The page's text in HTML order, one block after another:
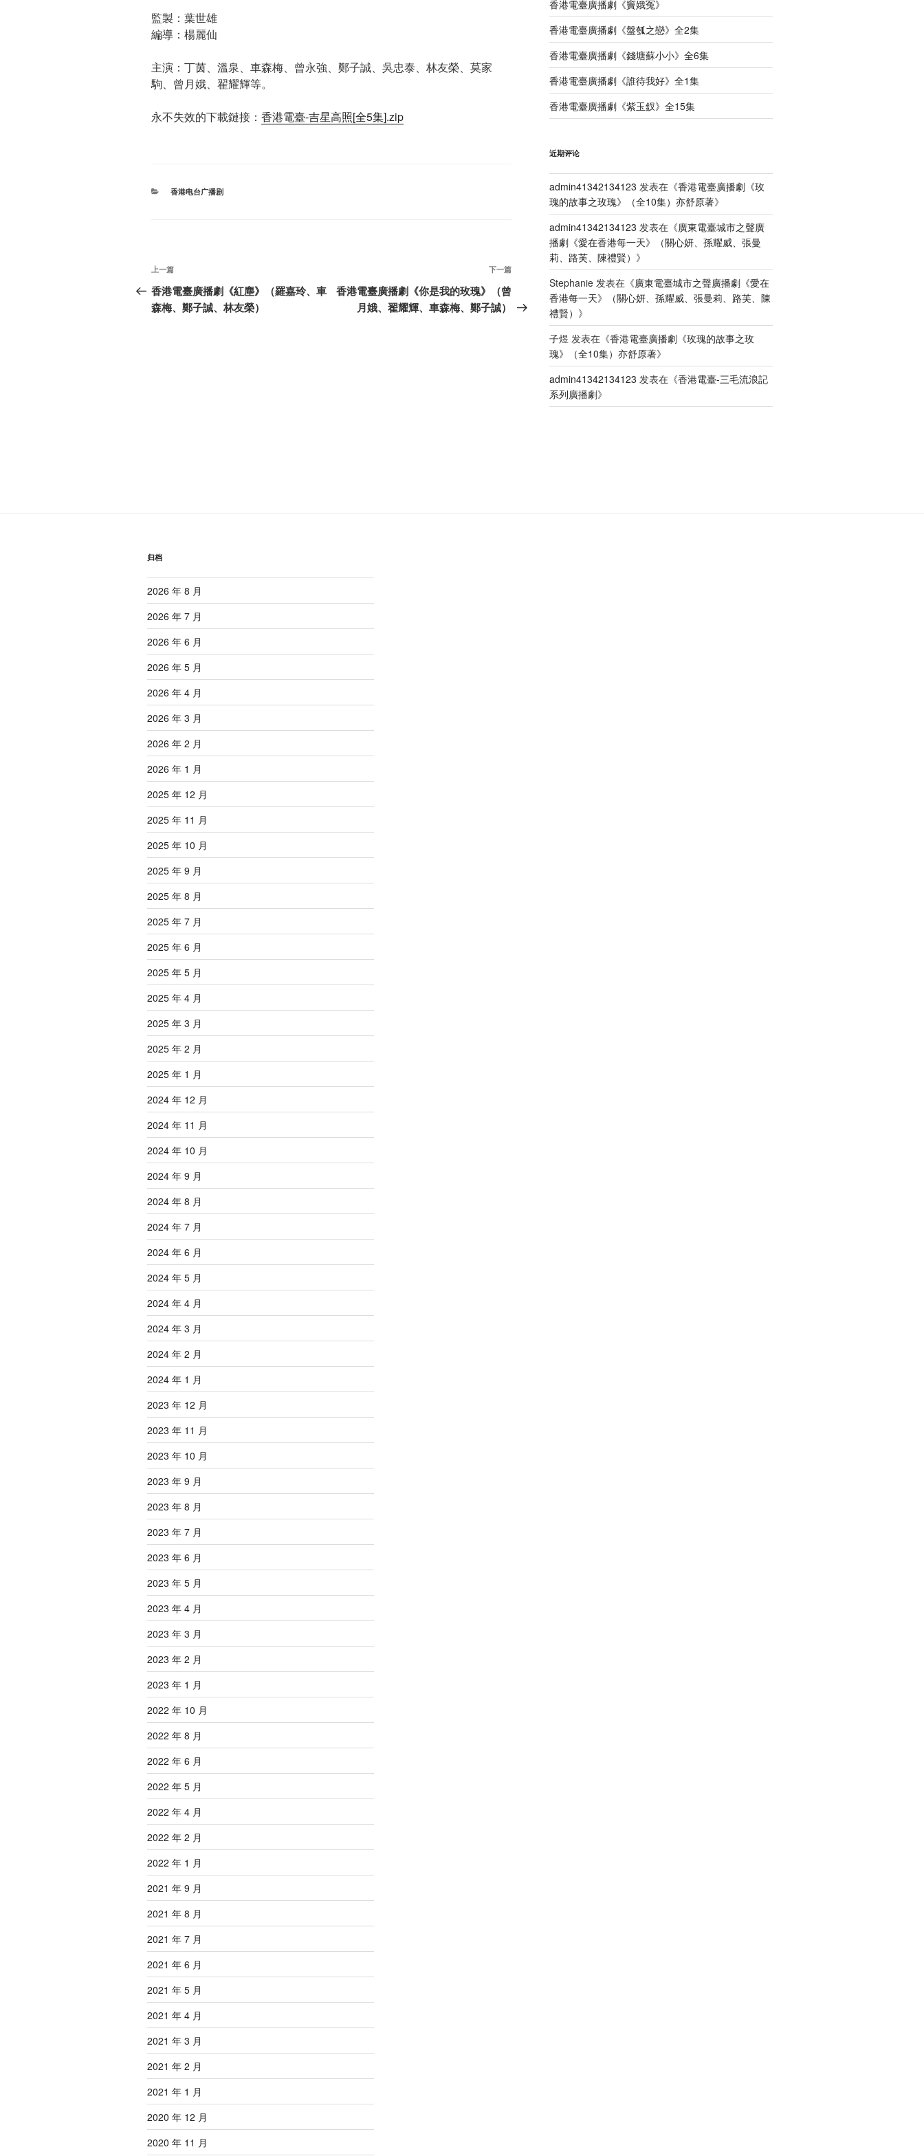
監製：葉世雄
編導：楊麗仙
主演：丁茵、溫泉、車森梅、曾永強、鄭子誠、吳忠泰、林友榮、莫家
駒、曾月娥、翟耀輝等。
永不失效的下載鏈接： 香港電臺-吉星高照[全5集].zip
分
香港电台广播剧
文
章
导
上
一
篇
上一篇
香港電臺廣播劇《紅塵》（羅嘉玲、車
森梅、鄭子誠、林友榮）
下
篇
下一篇
香港電臺廣播劇《你是我的玫瑰》（曾
月娥、翟耀輝、車森梅、鄭子誠）
香港電臺廣播劇《竇娥冤》
香港電臺廣播劇《盤瓠之戀》全2集
香港電臺廣播劇《錢塘蘇小小》全6集
香港電臺廣播劇《誰待我好》全1集
香港電臺廣播劇《紫玉釵》全15集
近期评论
admin41342134123 发表在《香港電臺廣播劇《玫
瑰的故事之玫瑰》（全10集）亦舒原著》
admin41342134123 发表在《廣東電臺城市之聲廣
播劇《愛在香港每一天》（關心妍、孫耀威、張曼
莉、路芙、陳禮賢） 》
Stephanie发表在《廣東電臺城市之聲廣播劇《愛在
香港每一天》（關心妍、孫耀威、張曼莉、路芙、陳
禮賢） 》
子煜 发表在《香港電臺廣播劇《玫瑰的故事之玫
瑰》（全10集）亦舒原著》
admin41342134123 发表在《香港電臺-三毛流浪記
系列廣播劇》
归档
2026 年 8 月
2026 年 7 月
2026 年 6 月
2026 年 5 月
2026 年 4 月
2026 年 3 月
2026 年 2 月
2026 年 1 月
2025 年 12 月
2025 年 11 月
2025 年 10 月
2025 年 9 月
2025 年 8 月
2025 年 7 月
2025 年 6 月
2025 年 5 月
2025 年 4 月
2025 年 3 月
2025 年 2 月
2025 年 1 月
2024 年 12 月
2024 年 11 月
2024 年 10 月
2024 年 9 月
2024 年 8 月
2024 年 7 月
2024 年 6 月
2024 年 5 月
2024 年 4 月
2024 年 3 月
2024 年 2 月
2024 年 1 月
2023 年 12 月
2023 年 11 月
2023 年 10 月
2023 年 9 月
2023 年 8 月
2023 年 7 月
2023 年 6 月
2023 年 5 月
2023 年 4 月
2023 年 3 月
2023 年 2 月
2023 年 1 月
2022 年 10 月
2022 年 8 月
2022 年 6 月
2022 年 5 月
2022 年 4 月
2022 年 2 月
2022 年 1 月
2021 年 9 月
2021 年 8 月
2021 年 7 月
2021 年 6 月
2021 年 5 月
2021 年 4 月
2021 年 3 月
2021 年 2 月
2021 年 1 月
2020 年 12 月
2020 年 11 月